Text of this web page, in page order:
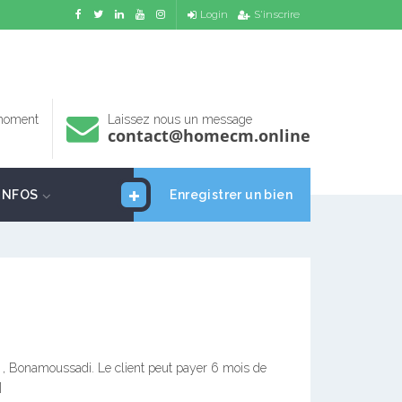
Login S'inscrire
Laissez nous un message
contact@homecm.online
Enregistrer un bien
INFOS
Bonamoussadi. Le client peut payer 6 mois de